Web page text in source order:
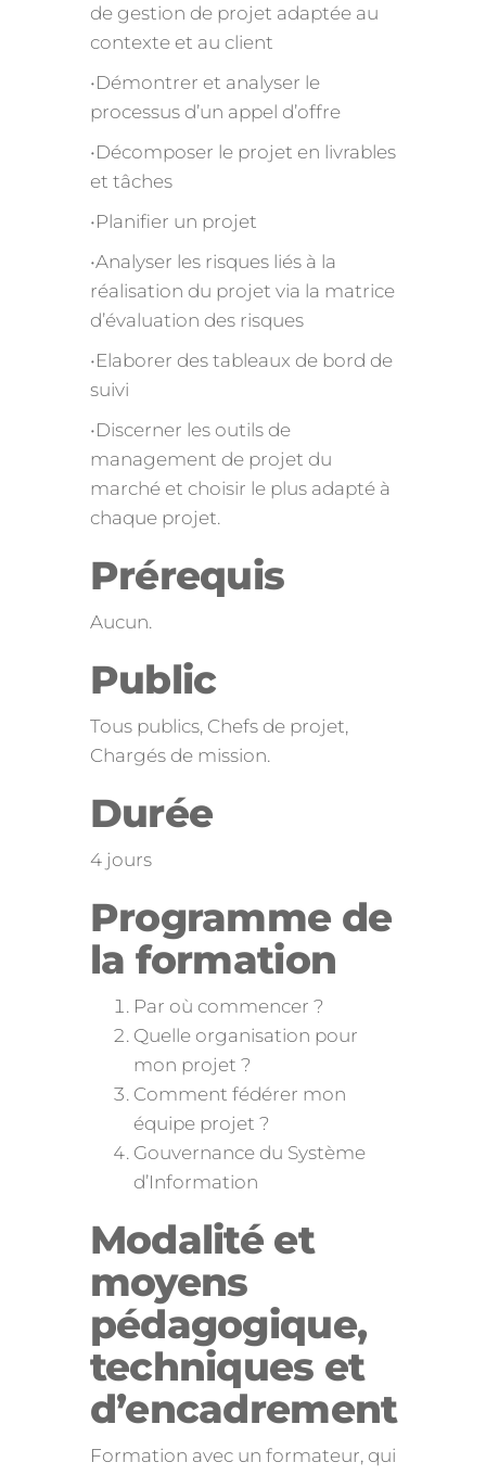
de gestion de projet adaptée au
contexte et au client
•Démontrer et analyser le
processus d’un appel d’offre
•Décomposer le projet en livrables
et tâches
•Planifier un projet
•Analyser les risques liés à la
réalisation du projet via la matrice
d’évaluation des risques
•Elaborer des tableaux de bord de
suivi
•Discerner les outils de
management de projet du
marché et choisir le plus adapté à
chaque projet.
Prérequis
Aucun.
Public
Tous publics, Chefs de projet,
Chargés de mission.
Durée
4 jours
Programme de
la formation
Par où commencer ?
Quelle organisation pour
mon projet ?
Comment fédérer mon
équipe projet ?
Gouvernance du Système
d’Information
Modalité et
moyens
pédagogique,
techniques et
d’encadrement
Formation avec un formateur, qui